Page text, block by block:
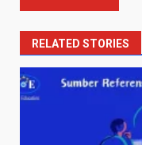
RELATED STORIES